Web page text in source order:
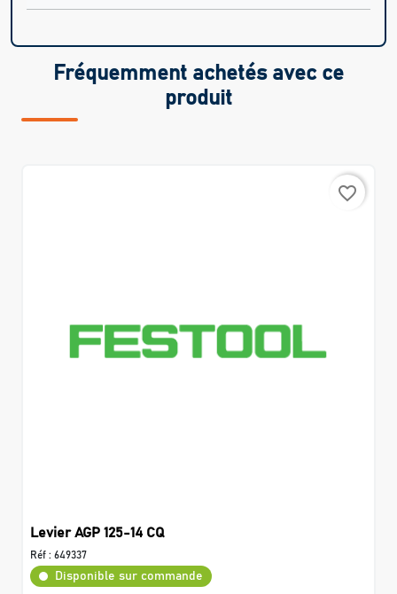
Fréquemment achetés avec ce
produit
favorite_border
Levier AGP 125-14 CQ
Réf : 649337
Disponible sur commande